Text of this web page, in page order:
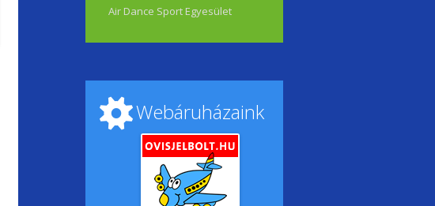
Air Dance Sport Egyesület
Webáruházaink